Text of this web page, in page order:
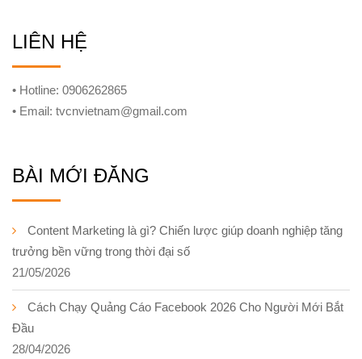
LIÊN HỆ
• Hotline: 0906262865
• Email: tvcnvietnam@gmail.com
BÀI MỚI ĐĂNG
Content Marketing là gì? Chiến lược giúp doanh nghiệp tăng
trưởng bền vững trong thời đại số
21/05/2026
Cách Chạy Quảng Cáo Facebook 2026 Cho Người Mới Bắt
Đầu
28/04/2026